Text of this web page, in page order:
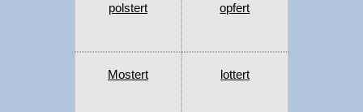
polstert opfert
Mostert lottert